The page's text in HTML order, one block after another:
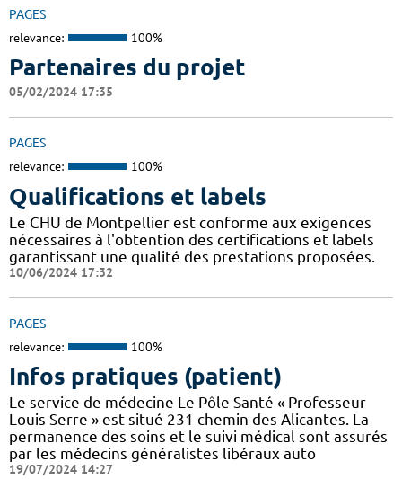
PAGES
relevance: 100%
Partenaires du projet
05/02/2024 17:35
PAGES
relevance: 100%
Qualifications et labels
Le CHU de Montpellier est conforme aux exigences
nécessaires à l'obtention des certifications et labels
garantissant une qualité des prestations proposées.
10/06/2024 17:32
PAGES
relevance: 100%
Infos pratiques (patient)
Le service de médecine Le Pôle Santé « Professeur
Louis Serre » est situé 231 chemin des Alicantes. La
permanence des soins et le suivi médical sont assurés
par les médecins généralistes libéraux auto
19/07/2024 14:27